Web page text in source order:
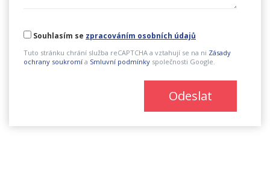
Souhlasím se zpracováním osobních údajů
Tuto stránku chrání služba reCAPTCHA a vztahují se na ni Zásady
ochrany soukromí a Smluvní podmínky společnosti Google.
Odeslat